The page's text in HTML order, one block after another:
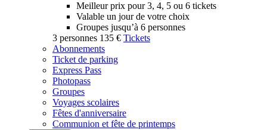
Meilleur prix pour 3, 4, 5 ou 6 tickets
Valable un jour de votre choix
Groupes jusqu’à 6 personnes
3 personnes 135 € Tickets
Abonnements
Ticket de parking
Express Pass
Photopass
Groupes
Voyages scolaires
Fêtes d'anniversaire
Communion et fête de printemps